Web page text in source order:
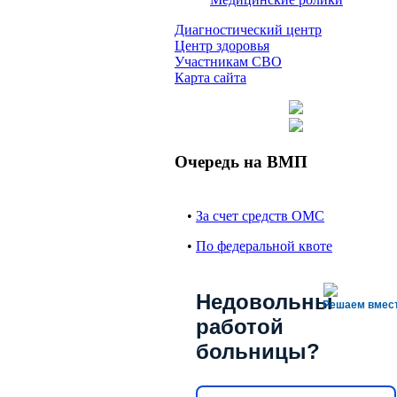
Диагностический центр
Центр здоровья
Участникам СВО
Карта сайта
Очередь на ВМП
• За счет средств ОМС
• По федеральной квоте
Решаем
Недовольны
работой
больницы?